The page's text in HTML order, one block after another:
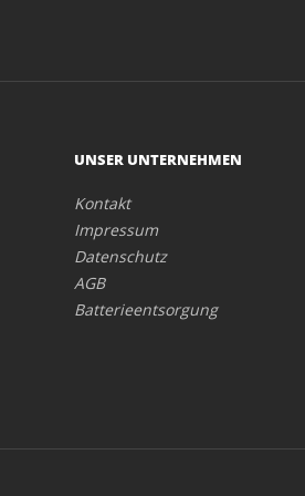
UNSER UNTERNEHMEN
Kontakt
Impressum
Datenschutz
AGB
Batterieentsorgung